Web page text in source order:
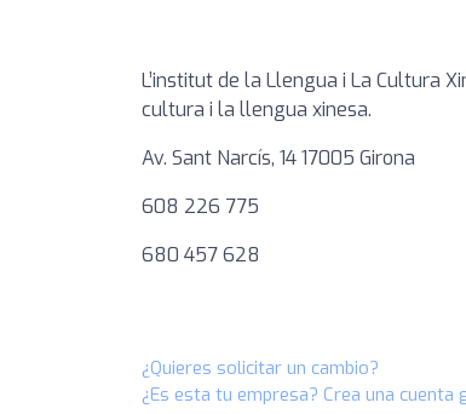
L’institut de la Llengua i La Cultura
cultura i la llengua xinesa.
Av. Sant Narcís, 14 17005 Girona
608 226 775
680 457 628
¿Quieres solicitar un cambio?
¿Es esta tu empresa? Crea una